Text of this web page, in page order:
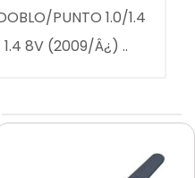
PUNTO 1.0/1.4
8V (2009/Â¿) ..